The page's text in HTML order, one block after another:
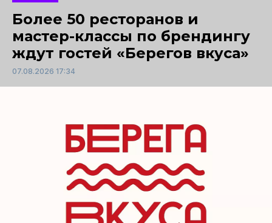
Более 50 ресторанов и
мастер-классы по брендингу
ждут гостей «Берегов вкуса»
07.08.2026 17:34